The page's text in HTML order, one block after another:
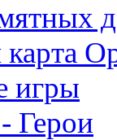
игры
Герои